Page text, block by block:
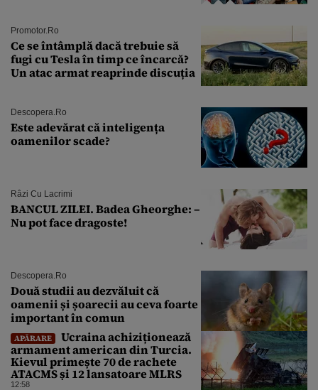
Promotor.ro
Ce se întâmplă dacă trebuie să
fugi cu Tesla în timp ce încarcă?
Un atac armat reaprinde discuția
Descopera.ro
Este adevărat că inteligența
oamenilor scade?
Râzi Cu Lacrimi
BANCUL ZILEI. Badea Gheorghe: –
Nu pot face dragoste!
Descopera.ro
Două studii au dezvăluit că
oamenii și șoarecii au ceva foarte
important în comun
APĂRARE
Ucraina achiziționează
armament american din Turcia.
Kievul primește 70 de rachete
ATACMS și 12 lansatoare MLRS
12:58